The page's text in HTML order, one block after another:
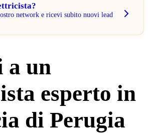
network e ricevi subito nuovi lead
un
esperto in
di Perugia